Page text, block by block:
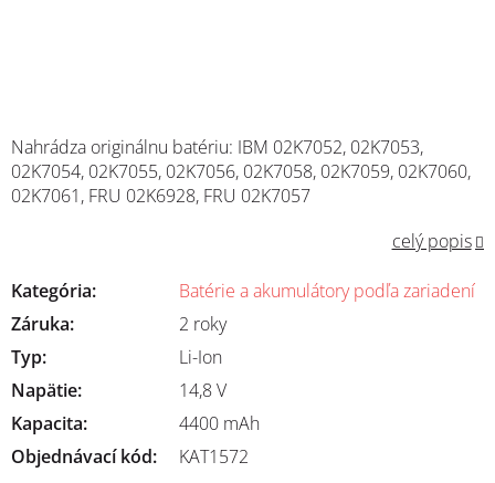
Nahrádza originálnu batériu: IBM 02K7052, 02K7053,
02K7054, 02K7055, 02K7056, 02K7058, 02K7059, 02K7060,
02K7061, FRU 02K6928, FRU 02K7057
celý popis
Kategória:
Batérie a akumulátory podľa zariadení
Záruka:
2 roky
Typ:
Li-Ion
Napätie:
14,8 V
Kapacita:
4400 mAh
Objednávací kód:
KAT1572